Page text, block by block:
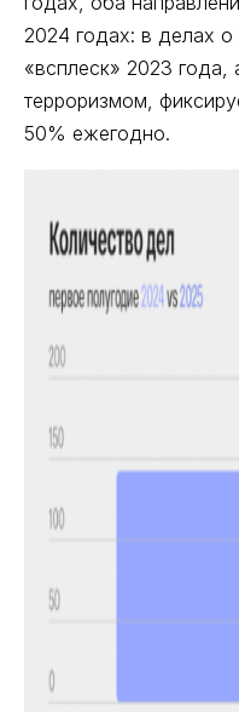
2024 годах: в делах о
«всплеск» 2023 года,
терроризмом,
50% ежегодно.